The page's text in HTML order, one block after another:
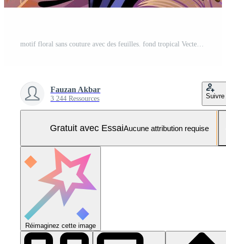
motif floral sans couture avec des feuilles. fond tropical Vecteur Pro et SVG Pro
Fauzan Akbar
3 244 Ressources Suivre
Gratuit avec EssaiAucune attribution requise
Réimaginez cette image